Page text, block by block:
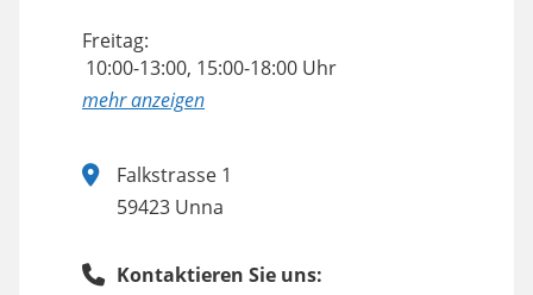
Freitag:
10:00-13:00, 15:00-18:00 Uhr
anzeigen
Falkstrasse 1
59423 Unna
Kontaktieren Sie uns: